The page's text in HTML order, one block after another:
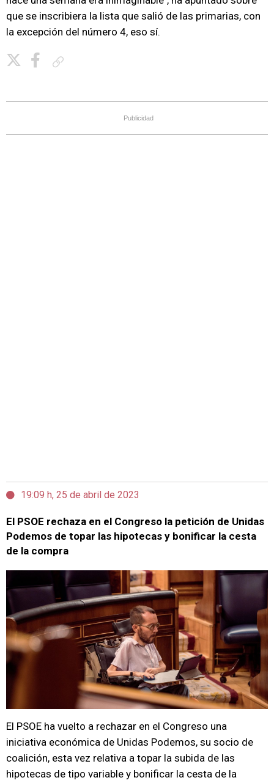
que se inscribiera la lista que salió de las primarias, con
la excepción del número 4, eso sí.
Publicidad
19:09 h, 25 de abril de 2023
El PSOE rechaza en el Congreso la petición de Unidas
Podemos de topar las hipotecas y bonificar la cesta
de la compra
El PSOE ha vuelto a rechazar en el Congreso una
iniciativa económica de Unidas Podemos, su socio de
coalición, esta vez relativa a topar la subida de las
hipotecas de tipo variable y bonificar la cesta de la